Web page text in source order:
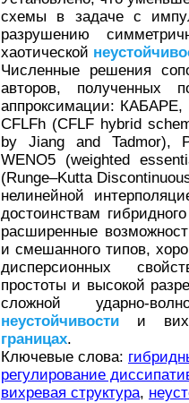
схемы в задаче с
разрушению
хаотической
Численные решения
авторов, полученных
аппроксимации: КАБАРЕ,
CFLFh (CFLF hybrid
by Jiang and Tadmor),
WENO5 (weighted
(Runge–Kutta
нелинейной
достоинствам
расширенные
и смешанного типов,
дисперсионных
простоты и высокой
сложной ударно-
неустойчивости и
границах.
Ключевые слова:
регулирование
вихревая структура,